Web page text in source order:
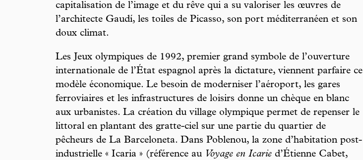
capitalisation de l’image et du rêve qui a su valoriser les œuvres de
l’architecte Gaudí, les toiles de Picasso, son port méditerranéen et son
doux climat.
Les Jeux olympiques de 1992, premier grand symbole de l’ouverture
internationale de l’État espagnol après la dictature, viennent parfaire ce
modèle économique. Le besoin de moderniser l’aéroport, les gares
ferroviaires et les infrastructures de loisirs donne un chèque en blanc
aux urbanistes. La création du village olympique permet de repenser le
littoral en plantant des gratte-ciel sur une partie du quartier de
pêcheurs de La Barceloneta. Dans Poblenou, la zone d’habitation post-
industrielle « Icaria » (référence au Voyage en Icarie d’Étienne Cabet,